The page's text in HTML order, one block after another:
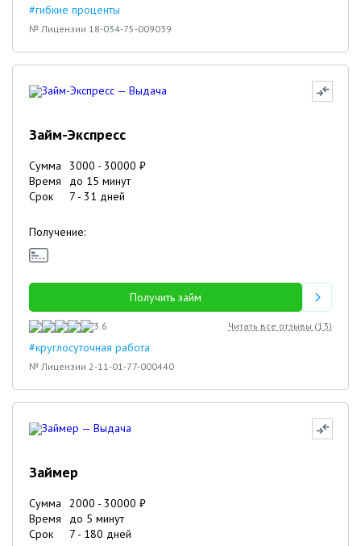
#гибкие проценты
№ Лицензии 18-034-75-009039
Займ-Экспресс
Сумма 3000 - 30000 ₽
Время
до 15 минут
Срок
7 - 31 дней
Получение:
Получить займ
3.6 Читать все отзывы (13)
#круглосуточная работа
№ Лицензии 2-11-01-77-000440
Займер
Сумма 2000 - 30000 ₽
Время
до 5 минут
Срок
7 - 180 дней